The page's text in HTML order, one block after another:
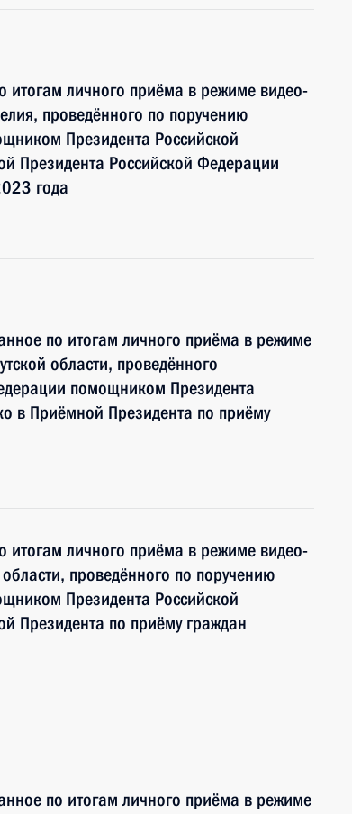
итогам личного приёма в режиме видео-
проведённого по поручению
Президента Российской
Президента Российской Федерации
года
по итогам личного приёма в режиме
области, проведённого
помощником Президента
в Приёмной Президента по приёму
итогам личного приёма в режиме видео-
проведённого по поручению
Президента Российской
Президента по приёму граждан
по итогам личного приёма в режиме